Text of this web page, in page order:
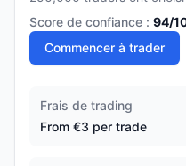
Score de confiance : 94/
Commencer à trader
Frais de trading
From €3 per trade